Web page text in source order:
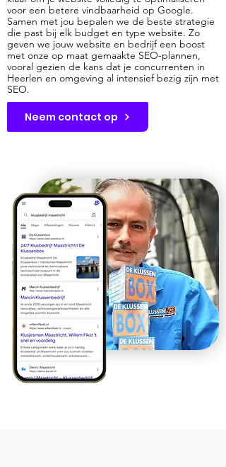
voor een betere vindbaarheid op Google.
Samen met jou bepalen we de beste strategie
die past bij elk budget en type website. Zo
geven we jouw website en bedrijf een boost
met onze op maat gemaakte SEO-plannen,
vooral gezien de kans dat je concurrenten in
Heerlen en omgeving al intensief bezig zijn met
SEO.
Neem contact op